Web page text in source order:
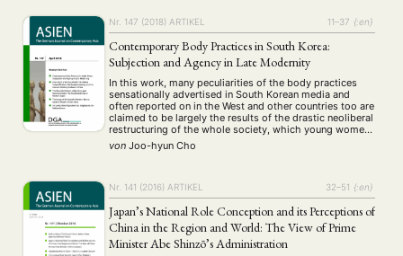
Philosophie Politik (417) Politikwissenschaften Praktikum (8)
Präsentation (13) Programm (5) Publikation (23) Recht
Religion Sozialwissenschaften (4) Sprache (36) Sprachkurse
Stellenausschreibung (661) Stipendium (53) Studium (21)
Summer School (10) Symposium (32) Tagung (500) Tourismus
Umwelt Veranstaltung (788) Webinar (28) Wirtschaft (199)
Workshop (126)
MITGLIEDERBEREICH KONTAKT SPENDEN SIE JETZT!
ENGLISH
Nr. 147 (2018) ARTIKEL 11–37 {:en}
Contemporary Body Practices in South Korea:
Subjection and Agency in Late Modernity
In this work, many peculiarities of the body practices
sensationally advertised in South Korean media and
often reported on in the West and other countries too are
claimed to be largely the results of the drastic neoliberal
restructuring of the whole society, which young women
and men have had to undergo ever since the Asian …
von Joo-hyun Cho
Nr. 141 (2016) ARTIKEL 32–51 {:en}
Japan’s National Role Conception and its Perceptions of
China in the Region and World: The View of Prime
Minister Abe Shinzō’s Administration